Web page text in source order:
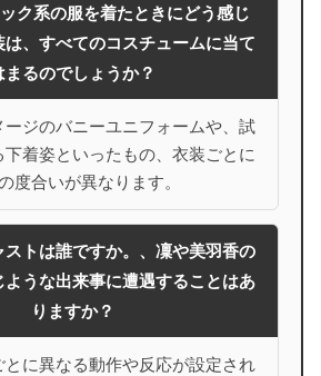
ク系の服を着たときにどう感じ
は、すべてのコスチュームに当て
まるのでしょうか？
ジのバニーユニフォームや、試
着姿といったもの、衣装ごとに
度合いが異なります。
トは誰ですか。、凜や美羽香の
ような出来事に遭遇することはあ
りますか？
とに異なる動作や反応が設定され